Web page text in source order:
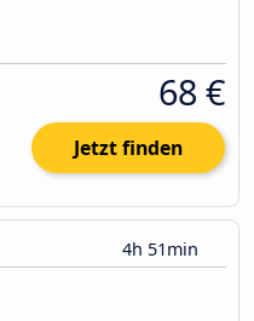
68 €
Jetzt finden
4h 51min